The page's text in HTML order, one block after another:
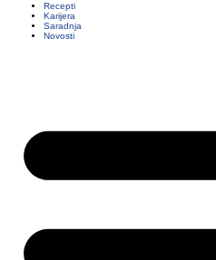
Recepti
Karijera
Saradnja
Novosti